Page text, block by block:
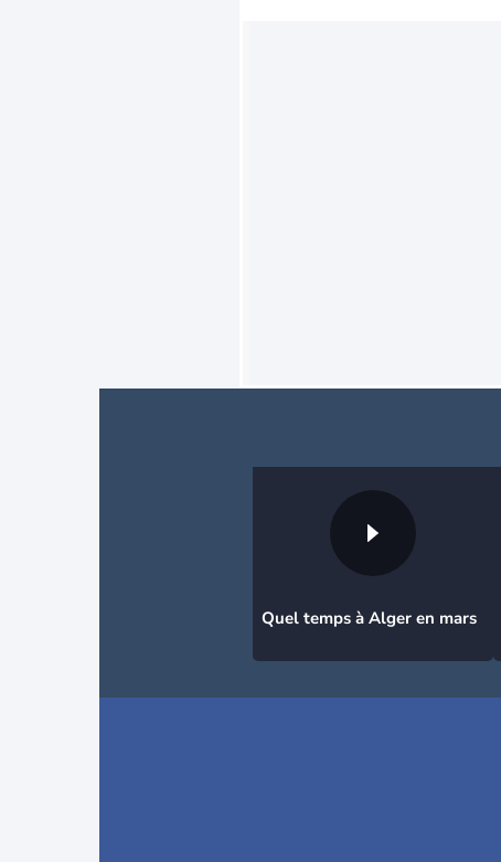
Quel temps à Alger en mars